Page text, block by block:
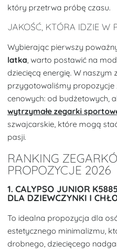
który przetrwa próbę czasu.
JAKOŚĆ, KTÓRA IDZIE W
Wybierając pierwszy
latka , warto postawić na
dziecięcą energię. W naszym
przygotowaliśmy propozycje
cenowych: od budżetowych,
wytrzymałe zegarki
szwajcarskie, które mogą
pasji.
RANKING
PROPOZYCJE 2026
1. CALYPSO JUNIOR
DLA DZIEWCZYNKI I
To idealna propozycja dla
estetycznego minimalizmu,
drobnego, dziecięcego